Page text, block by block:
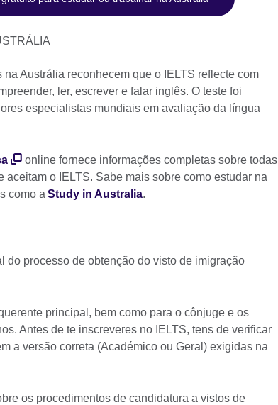
Austrália reconhecem que o IELTS reflecte com
ler, escrever e falar inglês. O teste foi
especialistas mundiais em avaliação da língua
online fornece informações completas sobre todas
o IELTS. Sabe mais sobre como estudar na
como a Study in Australia.
do processo de obtenção do visto de imigração
principal, bem como para o cônjuge e os
Antes de te inscreveres no IELTS, tens de verificar
a versão correta (Académico ou Geral) exigidas na
os procedimentos de candidatura a vistos de